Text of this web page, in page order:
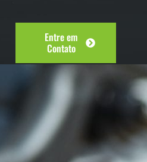
Entre em
Contato